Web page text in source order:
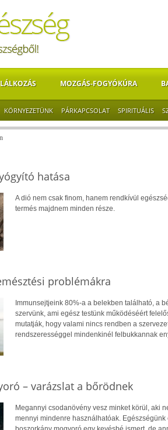
MOZGÁS-FOGYÓKÚRA
KÖRNYEZETÜNK PÁRKAPCSOLAT SPIRITUÁLIS
hatása
A dió nem csak finom, hanem rendkívül
termés majdnem minden része.
problémákra
Immunsejtjeink 80%-a a belekben található, a
szervünk, ami egész testünk működéséért
mutatják, hogy valami nincs rendben a
rendszerességgel mindenkinél felbukkannak
– varázslat a bőrödnek
Megannyi csodanövény vesz minket körül, aki
mennyi mindenre használhatóak.